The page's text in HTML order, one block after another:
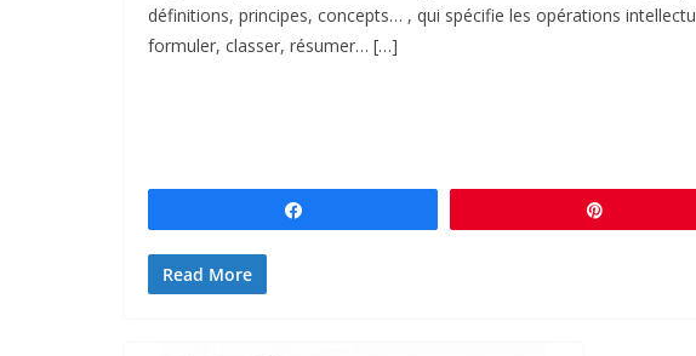
définitions, principes, concepts… , qui spécifie les opérations
formuler, classer, résumer… […]
Read More